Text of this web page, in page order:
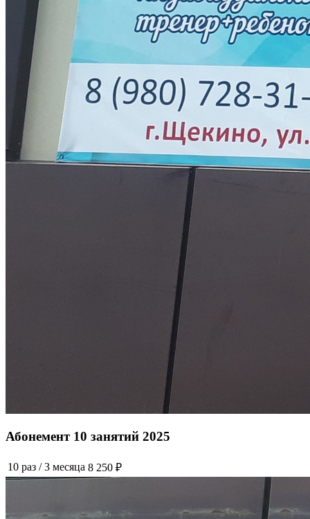
Абонемент 10 занятий 2025
10 раз /3 месяца 8 250 ₽